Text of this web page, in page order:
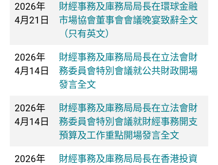
2026年
4月21日
財經事務及庫務局局長在環球金融
市場協會董事會會議晚宴致辭全文
（只有英文）
2026年
4月14日
財經事務及庫務局局長在立法會財
務委員會特別會議就公共財政開場
發言全文
2026年
4月14日
財經事務及庫務局局長在立法會財
務委員會特別會議就財經事務開支
預算及工作重點開場發言全文
2026年
財經事務及庫務局局長在香港投資